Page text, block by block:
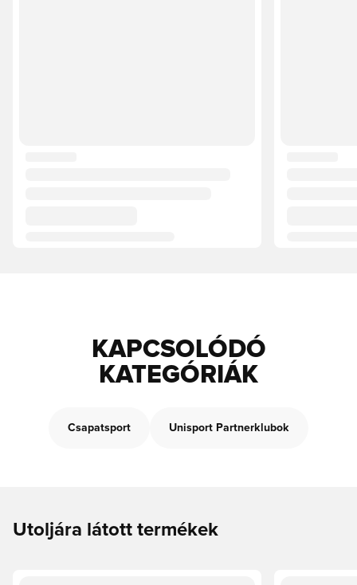
KAPCSOLÓDÓ
KATEGÓRIÁK
Csapatsport Unisport Partnerklubok
Utoljára látott termékek